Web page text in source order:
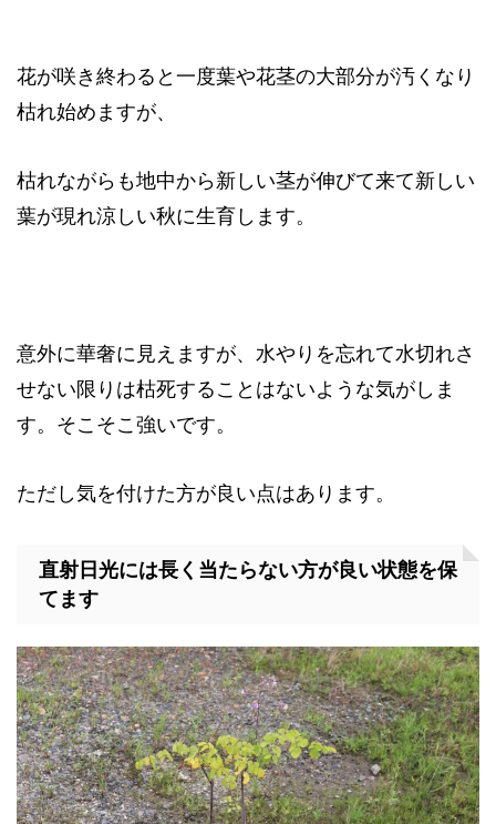
花が咲き終わると一度葉や花茎の大部分が汚くなり
枯れ始めますが、
枯れながらも地中から新しい茎が伸びて来て新しい
葉が現れ涼しい秋に生育します。
意外に華奢に見えますが、水やりを忘れて水切れさ
せない限りは枯死することはないような気がしま
す。そこそこ強いです。
ただし気を付けた方が良い点はあります。
直射日光には長く当たらない方が良い状態を保
てます